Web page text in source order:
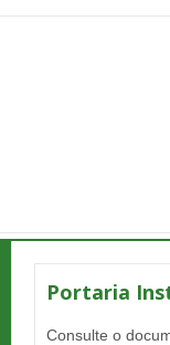
Portaria
Consulte o